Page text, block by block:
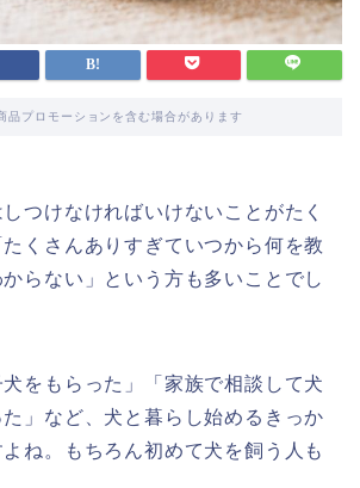
品プロモーションを含む場合があります
つけなければいけないことがたく
くさんありすぎていつから何を教
らない」という方も多いことでし
犬をもらった」「家族で相談して犬
」など、犬と暮らし始めるきっか
ね。もちろん初めて犬を飼う人も